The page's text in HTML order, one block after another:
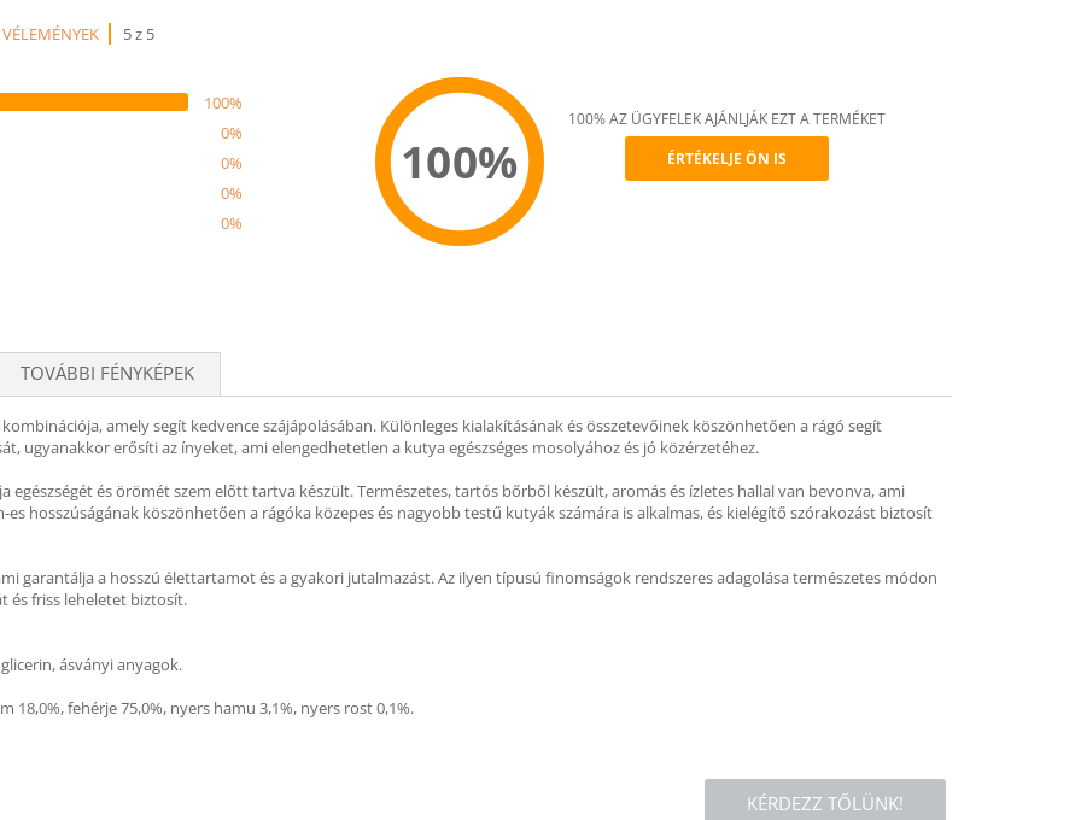
5 z 5
100%
0%
0%
0%
0%
100%
100% AZ ÜGYFELEK AJÁNLJÁK EZT A TERMÉKET
ÉRTÉKELJE ÖN IS
TOVÁBBI FÉNYKÉPEK
amely segít kedvence szájápolásában. Különleges kialakításának és összetevőinek köszönhetően a rágó segít
ugyanakkor erősíti az ínyeket, ami elengedhetetlen a kutya egészséges mosolyához és jó közérzetéhez.
egészségét és örömét szem előtt tartva készült. Természetes, tartós bőrből készült, aromás és ízletes hallal van bevonva, ami
hosszúságának köszönhetően a rágóka közepes és nagyobb testű kutyák számára is alkalmas, és kielégítő szórakozást biztosít
garantálja a hosszú élettartamot és a gyakori jutalmazást. Az ilyen típusú finomságok rendszeres adagolása természetes módon
és friss leheletet biztosít.
ásványi anyagok.
18,0%, fehérje 75,0%, nyers hamu 3,1%, nyers rost 0,1%.
KÉRDEZZ TŐLÜNK!